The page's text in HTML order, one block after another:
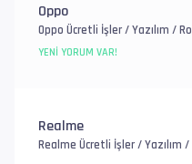
Oppo
Oppo Ücretli İşler / Yazılım /
/ EFS, FRP ve Account / Genel
YENI YORUM VAR!
Realme
Realme Ücretli İşler / Yazılım